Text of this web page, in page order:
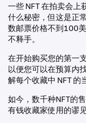
一些 NFT 在拍卖会上
什么秘密，但这是正
数邮票价格不到100
不释手。
在开始购买您的第一
以便您可以在预算内
解每个收藏中 NFT 的
如今，数千种NFT的
有钱收藏家使用的谬